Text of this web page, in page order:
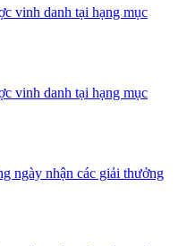
vinh danh tại hạng mục
vinh danh tại hạng mục
ngày nhận các giải thưởng